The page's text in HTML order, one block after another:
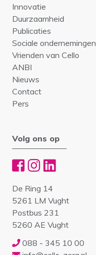
Innovatie
Duurzaamheid
Publicaties
Sociale ondernemingen
Vrienden van Cello
ANBI
Nieuws
Contact
Pers
Volg ons op
De Ring 14
5261 LM Vught
Postbus 231
5260 AE Vught
088 - 345 10 00